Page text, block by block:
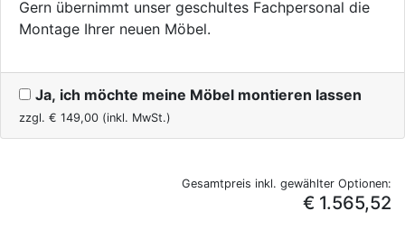
Gern übernimmt unser geschultes Fachpersonal die
Montage Ihrer neuen Möbel.
Ja, ich möchte meine Möbel montieren lassen
zzgl. € 149,00 (inkl. MwSt.)
Gesamtpreis inkl. gewählter Optionen:
€ 1.565,52